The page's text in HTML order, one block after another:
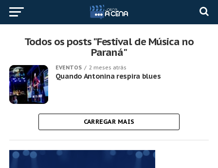
Todos os posts "Festival de Música no
Paraná"
EVENTOS 2 meses atrás
Quando Antonina respira blues
CARREGAR MAIS